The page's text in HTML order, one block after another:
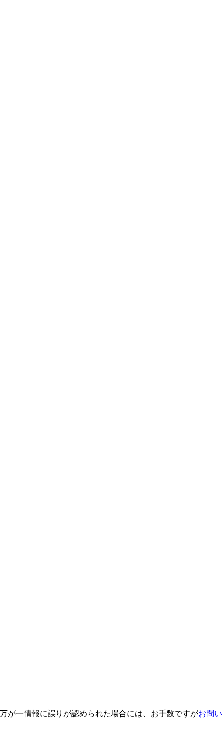
が一情報に誤りが認められた場合には、お手数ですがお問い